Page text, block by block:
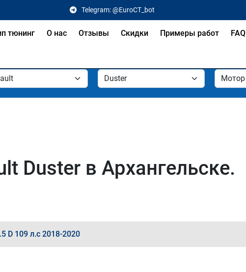
Telegram: @EuroCT_bot
тюнинг О нас Отзывы Скидки Примеры работ FAQ
Duster в Архангельске.
D 109 л.с 2018-2020